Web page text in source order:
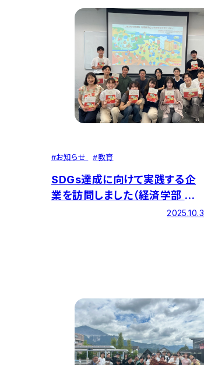
#お知らせ #教育
SDGs達成に向けて実践する企
業を訪問しました（経済学部 掛
2025.10.3